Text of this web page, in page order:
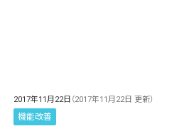
2017年11月22日 （2017年11月22日 更新）
機能改善